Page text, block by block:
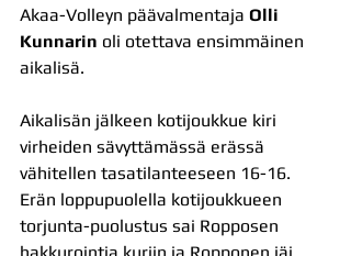
Akaa-Volleyn päävalmentaja Olli
Kunnarin oli otettava ensimmäinen
aikalisä.
Aikalisän jälkeen kotijoukkue kiri
virheiden sävyttämässä erässä
vähitellen tasatilanteeseen 16-16.
Erän loppupuolella kotijoukkueen
torjunta-puolustus sai Ropposen